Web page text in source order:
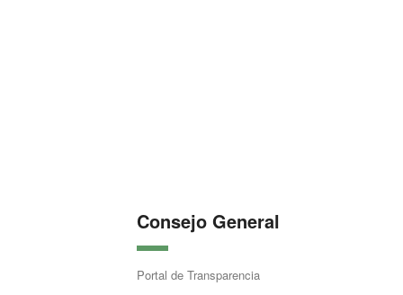
Consejo General
Portal de Transparencia